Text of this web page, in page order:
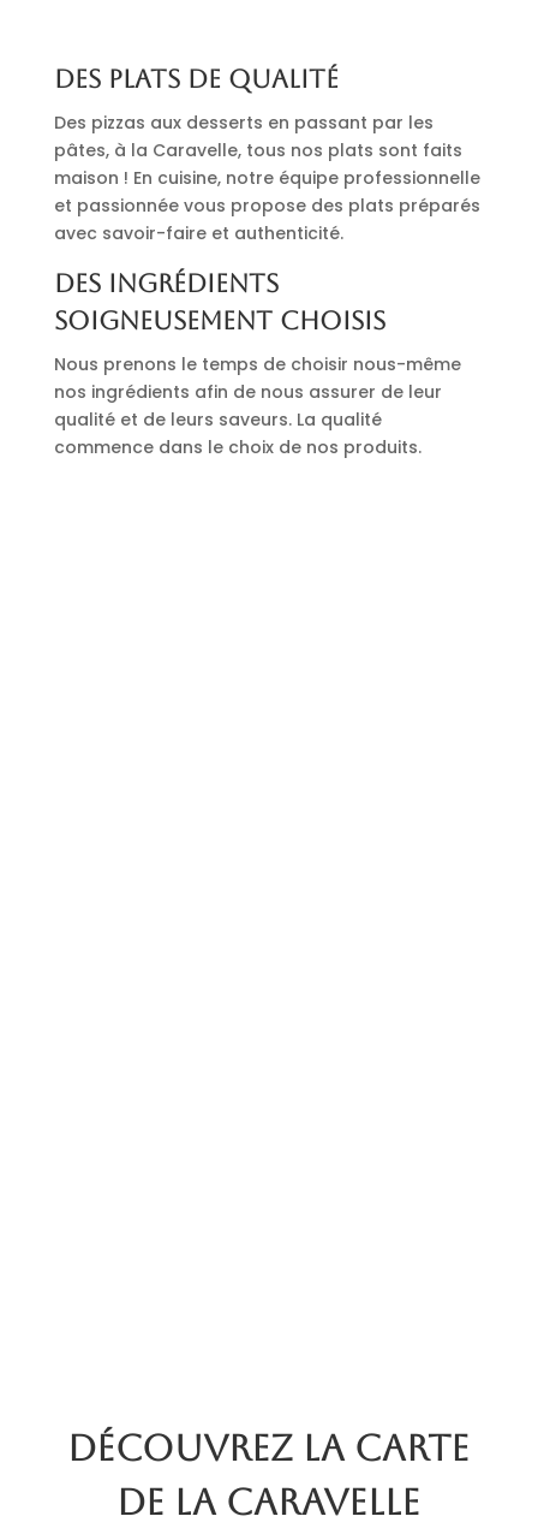
Des plats de qualité
Des pizzas aux desserts en passant par les
pâtes, à la Caravelle, tous nos plats sont faits
maison ! En cuisine, notre équipe professionnelle
et passionnée vous propose des plats préparés
avec savoir-faire et authenticité.
Des ingrédients
soigneusement choisis
Nous prenons le temps de choisir nous-même
nos ingrédients afin de nous assurer de leur
qualité et de leurs saveurs. La qualité
commence dans le choix de nos produits.
Découvrez la carte
de La Caravelle